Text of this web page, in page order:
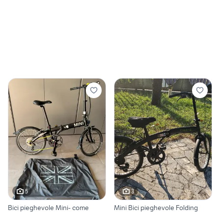
5
Bici pieghevole Mini- come
3
Mini Bici pieghevole Folding